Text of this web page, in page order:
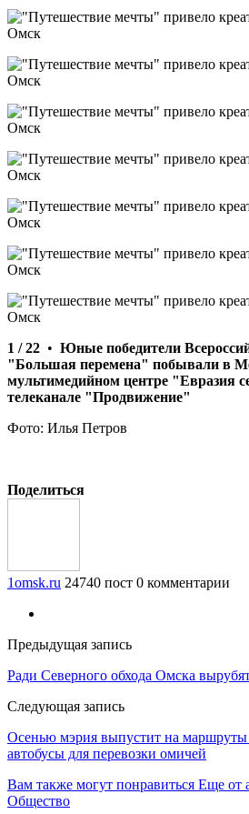
1 / 22 • Юные победители
"Большая перемена" побывали в
мультимедийном центре "Евразия
телеканале "Продвижение"
Фото: Илья Петров
Поделиться
1omsk.ru 24740 пост 0 комментарии
Предыдущая запись
Ради Северного обхода Омска
Следующая запись
Осенью мэрия выпустит на
автобусы для перевозки омичей
Вам также могут понравиться Еще от
Общество